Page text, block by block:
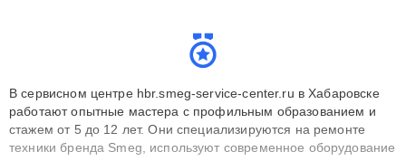
В сервисном центре hbr.smeg-service-center.ru в Хабаровске
работают опытные мастера с профильным образованием и
стажем от 5 до 12 лет. Они специализируются на ремонте
техники бренда Smeg, используют современное оборудование